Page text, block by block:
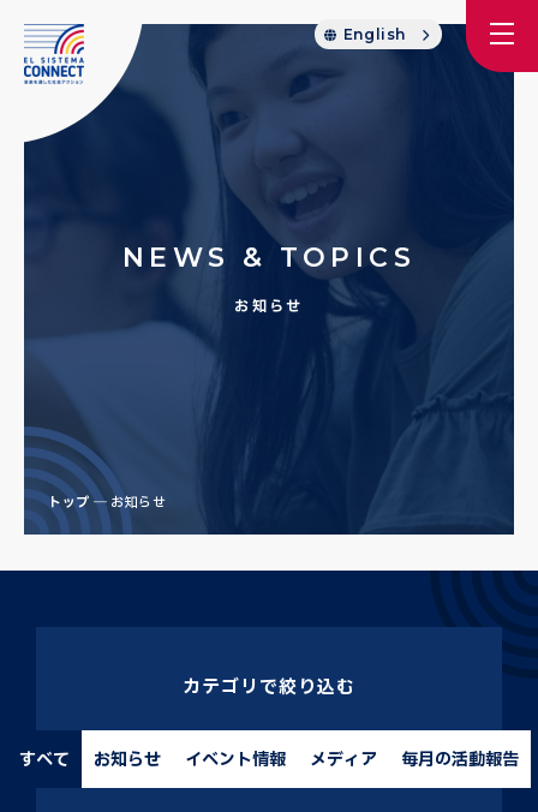
English
NEWS & TOPICS
お知らせ
トップ お知らせ
カテゴリで絞り込む
すべて お知らせ イベント情報 メディア 毎月の活動報告